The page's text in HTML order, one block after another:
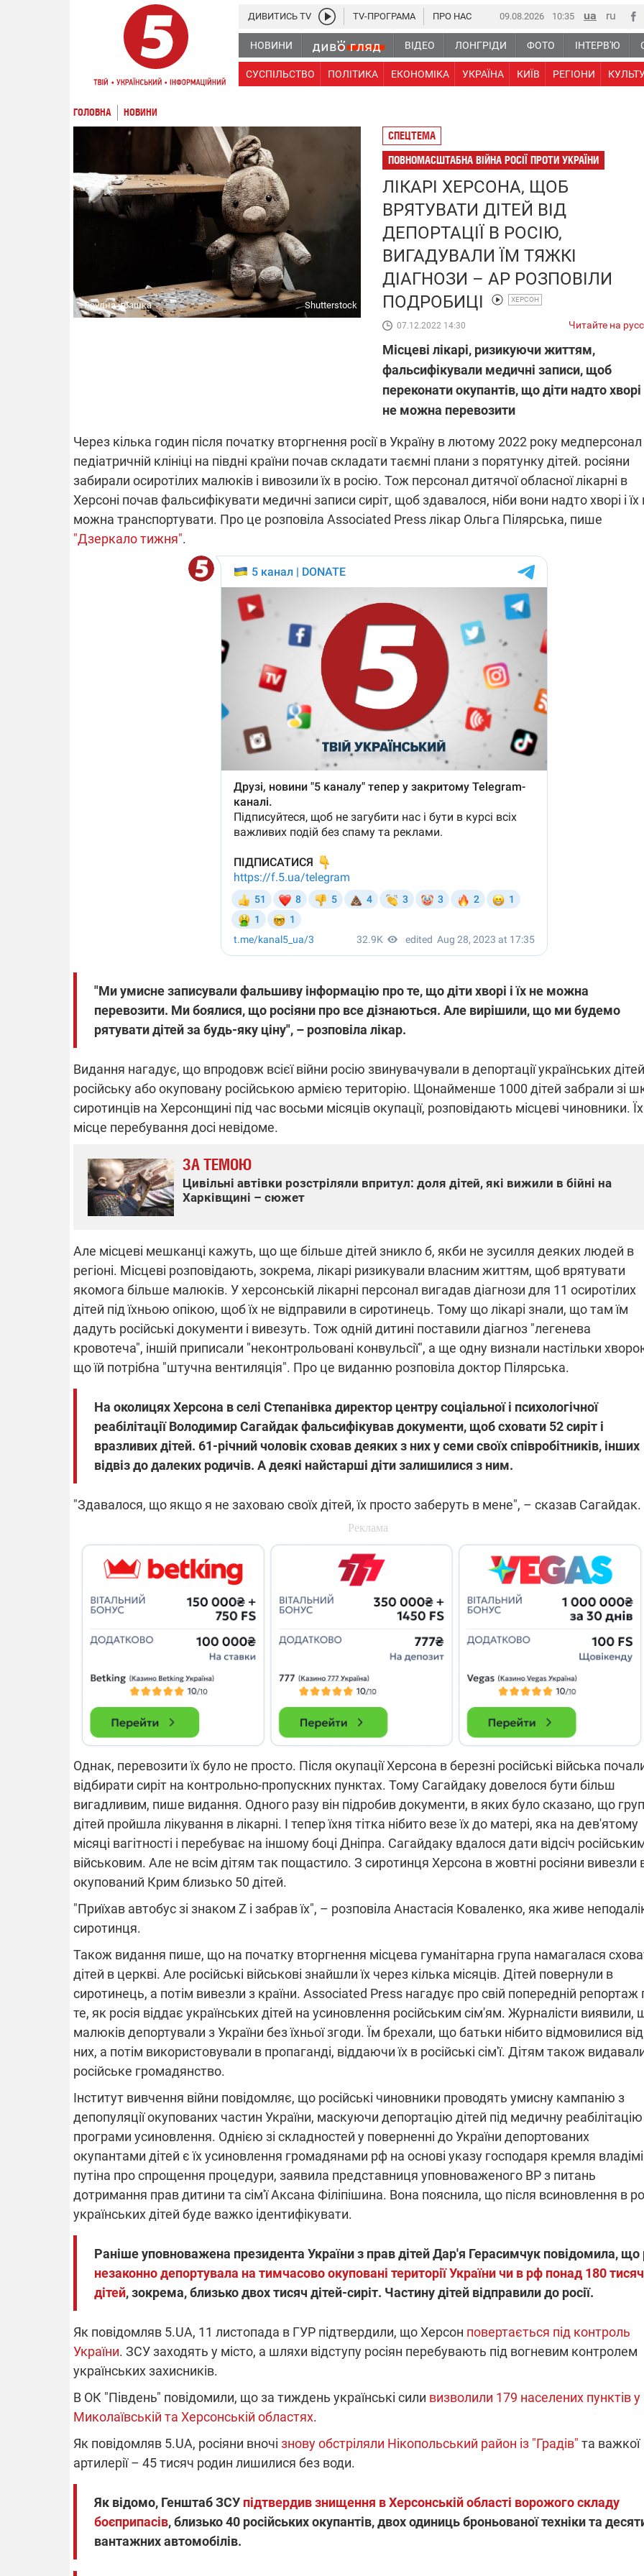
09.08.2026 10 35
НОВИНИ ВІДЕО ЛОНГРІДИ ФОТО ІНТЕРВ'Ю
СУСПІЛЬСТВО ПОЛІТИКА ЕКОНОМІКА УКРАЇНА КИЇВ РЕГІОНИ
ДИВИТИСЬ TV TV-ПРОГРАМА ПРО НАС
ГОЛОВНА НОВИНИ
Брудна іграшка Shutterstock
СПЕЦТЕМА
ПОВНОМАСШТАБНА ВІЙНА РОСІЇ ПРОТИ УКРАЇНИ
ЛІКАРІ ХЕРСОНА, ЩОБ
ВРЯТУВАТИ ДІТЕЙ ВІД
ДЕПОРТАЦІЇ В РОСІЮ,
ВИГАДУВАЛИ ЇМ ТЯЖКІ
ДІАГНОЗИ – AP РОЗПОВІЛИ
ПОДРОБИЦІ
ХЕРСОН
07.12.2022 14:30 Читайте на
Місцеві лікарі, ризикуючи життям,
фальсифікували медичні записи, щоб
переконати окупантів, що діти надто хворі
не можна перевозити
Через кілька годин після початку вторгнення росії в Україну в лютому 2022 року медперсонал
педіатричній клініці на півдні країни почав складати таємні плани з порятунку дітей. росіяни
забирали осиротілих малюків і вивозили їх в росію. Тож персонал дитячої обласної лікарні в
Херсоні почав фальсифікувати медичні записи сиріт, щоб здавалося, ніби вони надто хворі і їх
можна транспортувати. Про це розповіла Associated Press лікар Ольга Пілярська, пише
"Дзеркало тижня".
"Ми умисне записували фальшиву інформацію про те, що діти хворі і їх не можна
перевозити. Ми боялися, що росіяни про все дізнаються. Але вирішили, що ми будемо
рятувати дітей за будь-яку ціну", – розповіла лікар.
Видання нагадує, що впродовж всієї війни росію звинувачували в депортації українських
російську або окуповану російською армією територію. Щонайменше 1000 дітей забрали зі
сиротинців на Херсонщині під час восьми місяців окупації, розповідають місцеві чиновники.
місце перебування досі невідоме.
ЗА ТЕМОЮ
Цивільні автівки розстріляли впритул: доля дітей, які вижили в бійні на
Харківщині – сюжет
Але місцеві мешканці кажуть, що ще більше дітей зникло б, якби не зусилля деяких людей в
регіоні. Місцеві розповідають, зокрема, лікарі ризикували власним життям, щоб врятувати
якомога більше малюків. У херсонській лікарні персонал вигадав діагнози для 11 осиротілих
дітей під їхньою опікою, щоб їх не відправили в сиротинець. Тому що лікарі знали, що там їм
дадуть російські документи і вивезуть. Тож одній дитині поставили діагноз "легенева
кровотеча", іншій приписали "неконтрольовані конвульсії", а ще одну визнали настільки
що їй потрібна "штучна вентиляція". Про це виданню розповіла доктор Пілярська.
На околицях Херсона в селі Степанівка директор центру соціальної і психологічної
реабілітації Володимир Сагайдак фальсифікував документи, щоб сховати 52 сиріт і
вразливих дітей. 61-річний чоловік сховав деяких з них у семи своїх співробітників, інших
відвіз до далеких родичів. А деякі найстарші діти залишилися з ним.
"Здавалося, що якщо я не заховаю своїх дітей, їх просто заберуть в мене", – сказав Сагайдак.
Однак, перевозити їх було не просто. Після окупації Херсона в березні російські війська
відбирати сиріт на контрольно-пропускних пунктах. Тому Сагайдаку довелося бути більш
вигадливим, пише видання. Одного разу він підробив документи, в яких було сказано, що
дітей пройшла лікування в лікарні. І тепер їхня тітка нібито везе їх до матері, яка на дев'ятому
місяці вагітності і перебуває на іншому боці Дніпра. Сагайдаку вдалося дати відсіч
військовим. Але не всім дітям так пощастило. З сиротинця Херсона в жовтні росіяни вивезли
окупований Крим близько 50 дітей.
"Приїхав автобус зі знаком Z і забрав їх", – розповіла Анастасія Коваленко, яка живе
сиротинця.
Також видання пише, що на початку вторгнення місцева гуманітарна група намагалася
дітей в церкві. Але російські військові знайшли їх через кілька місяців. Дітей повернули в
сиротинець, а потім вивезли з країни. Associated Press нагадує про свій попередній репортаж
те, як росія віддає українських дітей на усиновлення російським сім'ям. Журналісти виявили,
малюків депортували з України без їхньої згоди. Їм брехали, що батьки нібито відмовилися від
них, а потім використовували в пропаганді, віддаючи їх в російські сім'ї. Дітям також
російське громадянство.
Інститут вивчення війни повідомляє, що російські чиновники проводять умисну кампанію з
депопуляції окупованих частин України, маскуючи депортацію дітей під медичну реабілітацію
програми усиновлення. Однією зі складностей у поверненні до України депортованих
окупантами дітей є їх усиновлення громадянами рф на основі указу господаря кремля
путіна про спрощення процедури, заявила представниця уповноваженого ВР з питань
дотримання прав дитини та сім'ї Аксана Філіпішина. Вона пояснила, що після всиновлення в
українських дітей буде важко ідентифікувати.
Раніше уповноважена президента України з прав дітей Дар'я Герасимчук повідомила,
незаконно депортувала на тимчасово окуповані території України чи в рф понад 180 тисяч
дітей, зокрема, близько двох тисяч дітей-сиріт. Частину дітей відправили до росії.
Як повідомляв 5.UA, 11 листопада в ГУР підтвердили, що Херсон повертається під контроль
України. ЗСУ заходять у місто, а шляхи відступу росіян перебувають під вогневим контролем
українських захисників.
В ОК "Південь" повідомили, що за тиждень українські сили визволили 179 населених пунктів у
Миколаївській та Херсонській областях.
Як повідомляв 5.UA, росіяни вночі знову обстріляли Нікопольський район із "Градів" та важкої
артилерії – 45 тисяч родин лишилися без води.
Як відомо, Генштаб ЗСУ підтвердив знищення в Херсонській області ворожого складу
боєприпасів, близько 40 російських окупантів, двох одиниць броньованої техніки та
вантажних автомобілів.
областях залишається без світла після
російських обстрілів
Готуйте павербанки: через аномальну
спеку у серпні, можуть повернутися
графіки відключень – подробиці
ПЛІВКИ МІНДІЧА: СПРАВА
ОБОРУДОК ДРУГА
взялося за колишнього
директора Енергоатому
З колишнього віцепрем'єра
Чернишова зняли електронний
браслет стеження
08.09.2025 12:09
Підтримай
"Машинерію війни" та
виграй легендарний
Dodge Challenger
14.11.2025 17:15
"Око та щит": дрони,
РЕБ і пікапи – триває
збір коштів на потреби
одразу чотирьох
бригад ЗСУ
11.08.2025 15:16
Працюють на
передовій:
підтримайте
військкорів "5 каналу",
які знімають на
найгарячіших
напрямках фронту
04.12.2025 12:37
"Відправте
Вернадського на
фронт": стрілецька
бригада Повітряних
сил ЗСУ збирає на
НРК Numo